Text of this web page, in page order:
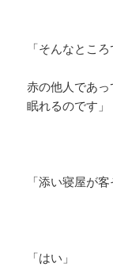
「そんなところ
赤の他人であ
眠れるのです」
「添い寝屋が
「はい」